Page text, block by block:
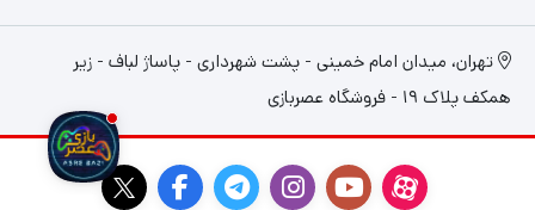
تهران، میدان امام خمینی - پشت شهرداری - پاساژ لباف - زیر
همکف پلاک 19 - فروشگاه عصربازی